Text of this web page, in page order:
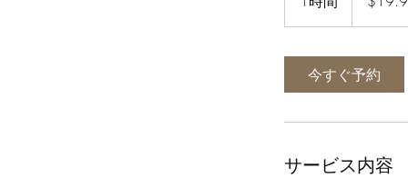
時
今すぐ予約
サービス内容